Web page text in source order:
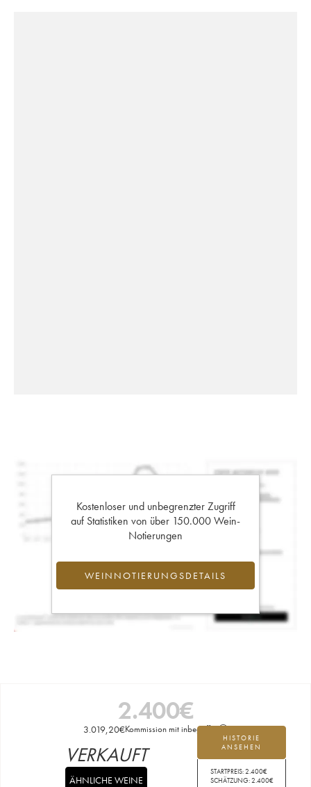
Kostenloser und unbegrenzter Zugriff
auf Statistiken von über 150.000 Wein-
Notierungen
WEINNOTIERUNGSDETAILS
2.400€
3.019,20€Kommission mit inbegriffen
HISTORIE
ANSEHEN
STARTPREIS:2.400€
SCHÄTZUNG:2.400€
VERKAUFT
ÄHNLICHE WEINE